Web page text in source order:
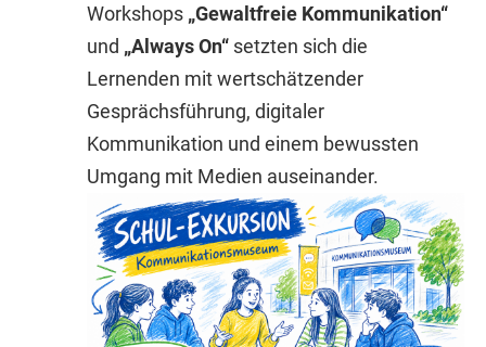
Workshops „Gewaltfreie Kommunikation“
und „Always On“ setzten sich die
Lernenden mit wertschätzender
Gesprächsführung, digitaler
Kommunikation und einem bewussten
Umgang mit Medien auseinander.